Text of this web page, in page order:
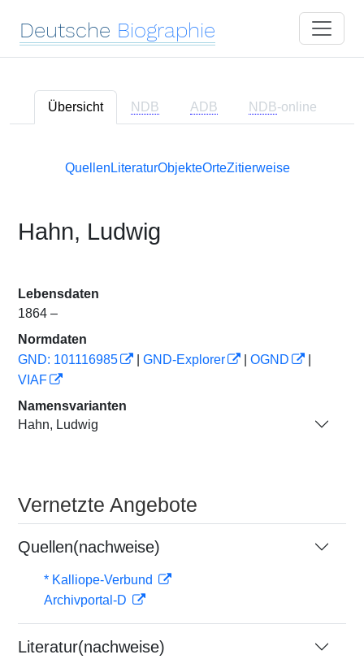
Deutsche Biographie
Übersicht NDB ADB NDB-online
Quellen LiteraturObjekteOrteZitierweise
Hahn, Ludwig
Lebensdaten
1864 –
Normdaten
GND: 101116985
GND-Explorer OGND
VIAF
Namensvarianten
Hahn, Ludwig
Vernetzte Angebote
Quellen(nachweise)
* Kalliope-Verbund
Archivportal-D
Literatur(nachweise)